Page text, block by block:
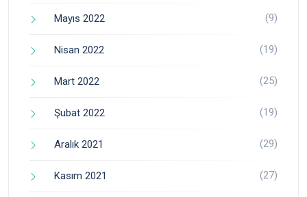
Mayıs 2022 (9)
Nisan 2022 (19)
Mart 2022 (25)
Şubat 2022 (19)
Aralık 2021 (29)
Kasım 2021 (27)